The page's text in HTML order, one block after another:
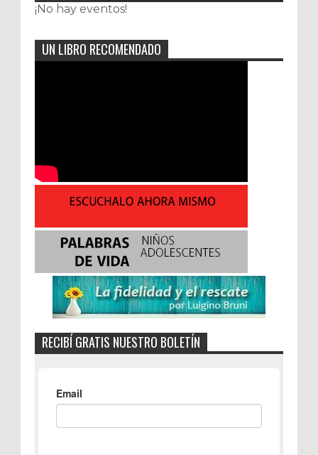
¡No hay eventos!
UN LIBRO RECOMENDADO
RECIBÍ GRATIS NUESTRO BOLETÍN